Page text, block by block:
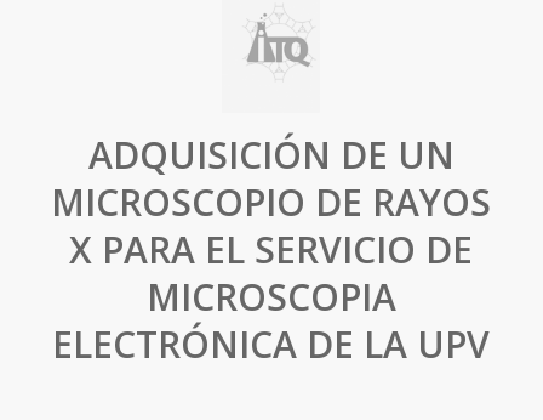
ADQUISICIÓN DE UN
MICROSCOPIO DE RAYOS
X PARA EL SERVICIO DE
MICROSCOPIA
ELECTRÓNICA DE LA UPV